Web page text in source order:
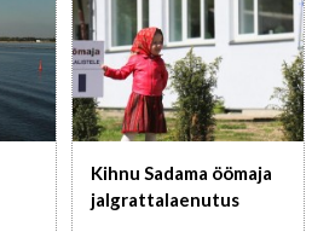
Kihnu Sadama öömaja
jalgrattalaenutus